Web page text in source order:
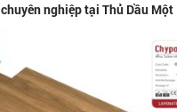
chuyên nghiệp tại Thủ Dầu Một